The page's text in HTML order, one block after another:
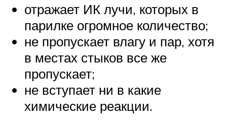
отражает ИК лучи, которых в
парилке огромное количество;
не пропускает влагу и пар, хотя
в местах стыков все же
пропускает;
не вступает ни в какие
химические реакции.